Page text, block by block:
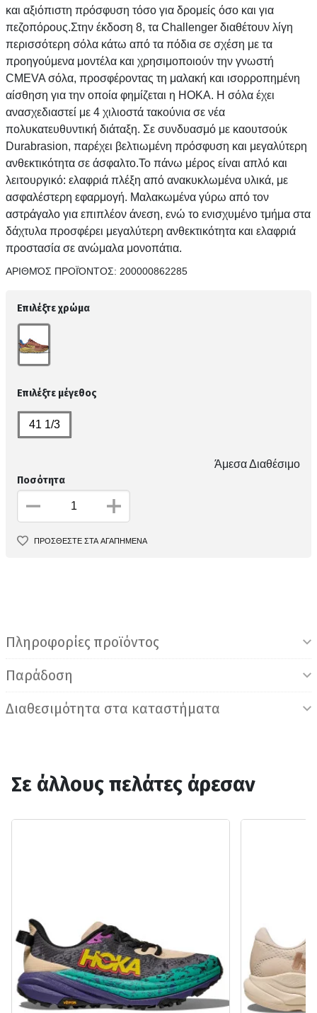
και αξιόπιστη πρόσφυση τόσο για δρομείς όσο και για
πεζοπόρους.Στην έκδοση 8, τα Challenger διαθέτουν λίγη
περισσότερη σόλα κάτω από τα πόδια σε σχέση με τα
προηγούμενα μοντέλα και χρησιμοποιούν την γνωστή
CMEVA σόλα, προσφέροντας τη μαλακή και ισορροπημένη
αίσθηση για την οποία φημίζεται η HOKA. Η σόλα έχει
ανασχεδιαστεί με 4 χιλιοστά τακούνια σε νέα
πολυκατευθυντική διάταξη. Σε συνδυασμό με καουτσούκ
Durabrasion, παρέχει βελτιωμένη πρόσφυση και μεγαλύτερη
ανθεκτικότητα σε άσφαλτο.Το πάνω μέρος είναι απλό και
λειτουργικό: ελαφριά πλέξη από ανακυκλωμένα υλικά, με
ασφαλέστερη εφαρμογή. Μαλακωμένα γύρω από τον
αστράγαλο για επιπλέον άνεση, ενώ το ενισχυμένο τμήμα στα
δάχτυλα προσφέρει μεγαλύτερη ανθεκτικότητα και ελαφριά
προστασία σε ανώμαλα μονοπάτια.
ΑΡΙΘΜΌΣ ΠΡΟΪΌΝΤΟΣ: 200000862285
Επιλέξτε χρώμα
Επιλέξτε μέγεθος
41 1/3
Άμεσα Διαθέσιμο
Ποσότητα
ΠΡΟΣΘΕΣΤΕ ΣΤΑ ΑΓΑΠΗΜΕΝΑ
Πληροφορίες προϊόντος
Παράδοση
Διαθεσιμότητα στα καταστήματα
Σε άλλους πελάτες άρεσαν